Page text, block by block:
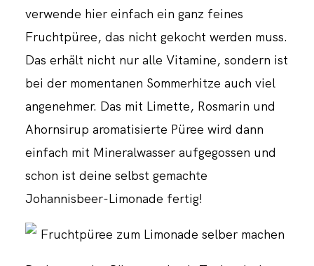
verwende hier einfach ein ganz feines
Fruchtpüree, das nicht gekocht werden muss.
Das erhält nicht nur alle Vitamine, sondern ist
bei der momentanen Sommerhitze auch viel
angenehmer. Das mit Limette, Rosmarin und
Ahornsirup aromatisierte Püree wird dann
einfach mit Mineralwasser aufgegossen und
schon ist deine selbst gemachte
Johannisbeer-Limonade fertig!